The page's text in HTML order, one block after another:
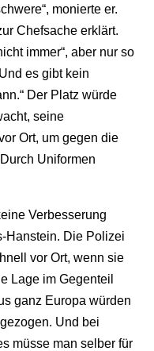
monierte er.
Chefsache erklärt.
immer“, aber nur so
es gibt kein
Der Platz würde
seine
Ort, um gegen die
Uniformen
Verbesserung
Hanstein. Die Polizei
vor Ort, wenn sie
Lage im Gegenteil
ganz Europa würden
Und bei
müsse man selber für